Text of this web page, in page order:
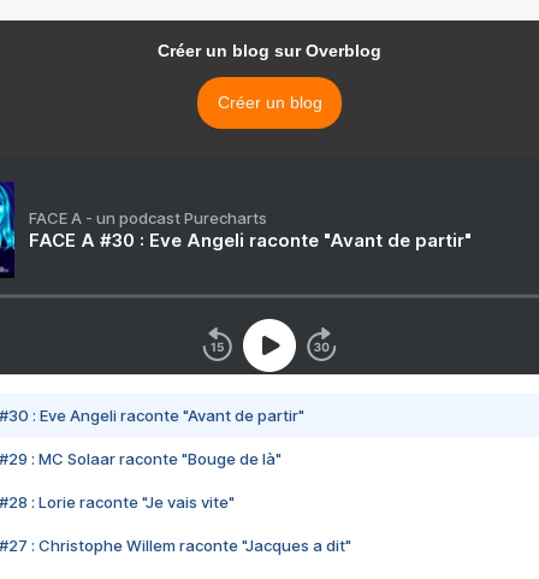
Créer un blog sur Overblog
Créer un blog
FACE A - un podcast Purecharts
FACE A #30 : Eve Angeli raconte "Avant de partir"
#30 : Eve Angeli raconte "Avant de partir"
#29 : MC Solaar raconte "Bouge de là"
#28 : Lorie raconte "Je vais vite"
#27 : Christophe Willem raconte "Jacques a dit"